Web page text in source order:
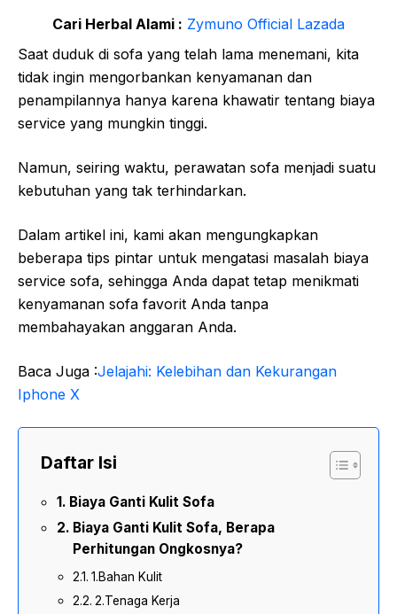
Cari Herbal Alami : Zymuno Official Lazada
Saat duduk di sofa yang telah lama menemani, kita
tidak ingin mengorbankan kenyamanan dan
penampilannya hanya karena khawatir tentang biaya
service yang mungkin tinggi.
Namun, seiring waktu, perawatan sofa menjadi suatu
kebutuhan yang tak terhindarkan.
Dalam artikel ini, kami akan mengungkapkan
beberapa tips pintar untuk mengatasi masalah biaya
service sofa, sehingga Anda dapat tetap menikmati
kenyamanan sofa favorit Anda tanpa
membahayakan anggaran Anda.
Baca Juga :Jelajahi: Kelebihan dan Kekurangan
Iphone X
Daftar Isi
Biaya Ganti Kulit Sofa
Biaya Ganti Kulit Sofa, Berapa
Perhitungan Ongkosnya?
1.Bahan Kulit
2.Tenaga Kerja